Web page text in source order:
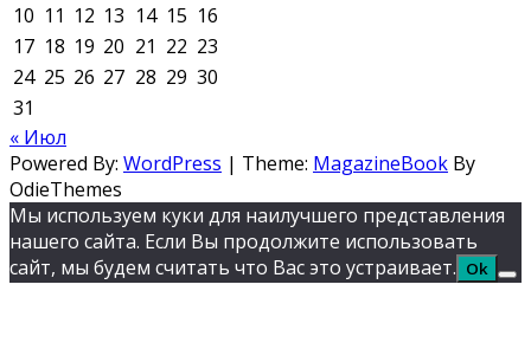
10 11 12 13 14 15 16
17 18 19 20 21 22 23
24 25 26 27 28 29 30
31
« Июл
Powered By: WordPress | Theme: MagazineBook By
OdieThemes
Мы используем куки для наилучшего представления
нашего сайта. Если Вы продолжите использовать
сайт, мы будем считать что Вас это устраивает. Ok